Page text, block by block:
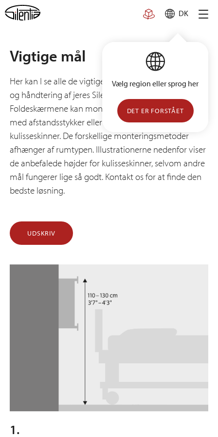
Skip
to
DK
Vælg region eller sprog her
DET ER FORSTÅET
Vigtige mål
Her kan I se alle de vigtige mål i forhold til montering
og håndtering af jeres Silentia-skærme.
Foldeskærmene kan monteres direkte på væggen
med afstandsstykker eller klemmer på vandrette
kulisseskinner. De forskellige monteringsmetoder
afhænger af rumtypen. Illustrationerne nedenfor viser
de anbefalede højder for kulisseskinner, selvom andre
mål fungerer lige så godt. Kontakt os for at finde den
bedste løsning.
UDSKRIV
1.